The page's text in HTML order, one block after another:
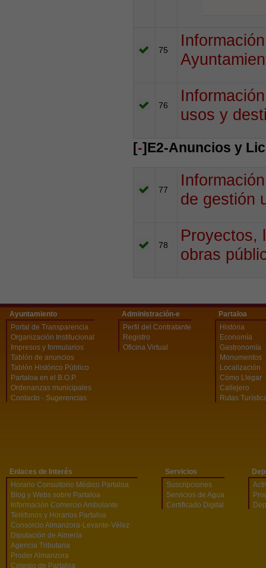
75
76
usos y
[-]E2-Anuncios y
77
de gestión
78
Proyectos,
obras
Ayuntamiento
Portal de Transparencia
Organización Institucional
Impresos y formularios
Tablón de anuncios
Tablón Histórico Público
Partaloa en el B.O.P.
Ordenanzas municipales
Contacto - Sugerencias
Administración-e
Perfil del Contratante
Registro
Oficina Virtual
Partaloa
História
Economía
Gastronomía
Monumentos
Localización
Cómo Llegar
Callejero
Rutas
Enlaces de Interés
Horario Consultorio Médico Partaloa
Blog y Webs sobre Partaloa
Información Comercio Ambulante
Teléfonos y Horarios Partaloa
Consorcio Almanzora-Levante-Vélez
Diputación de Almería
Agencia Tributaria
Proder Almanzora
Colegio de Partaloa
Servicios
Suscripciones
Servicios de Agua
Certificado Digital